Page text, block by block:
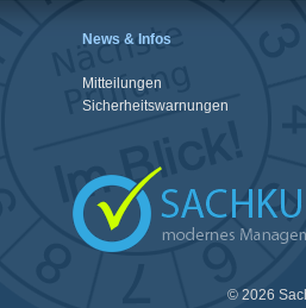
News & Infos
Mitteilungen
Sicherheitswarnungen
© 2026